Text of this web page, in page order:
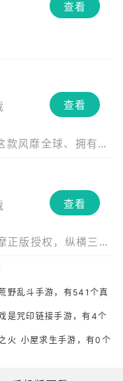
查看
查看
风靡全球、拥有两
查看
正版授权，纵横三
野乱斗手游，有541个真
是咒印链接手游，有4个
火 小屋求生手游，有0个